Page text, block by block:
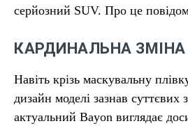
серйозний SUV. Про це
КАРДИНАЛЬНА
Навіть крізь маскувальну
дизайн моделі зазнав
актуальний Bayon виглядає